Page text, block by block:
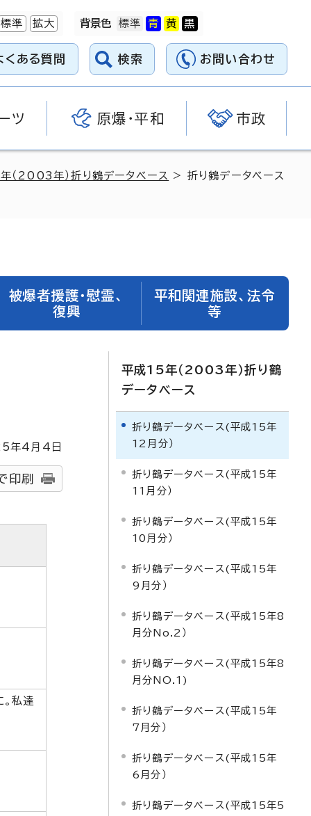
標準 拡大 背景色
くある質問 検索 お問い合わせ
ツ 原爆・平和 市政
（2003年）折り鶴データベース > 折り鶴データベース
被爆者援護・慰霊、
復興
平和関連施設、法令
等
年4月4日
印刷
私達
平成15年（2003年）折り鶴
データベース
折り鶴データベース(平成15年
12月分）
折り鶴データベース(平成15年
11月分）
折り鶴データベース(平成15年
10月分）
折り鶴データベース(平成15年
9月分）
折り鶴データベース(平成15年8
月分No.2）
折り鶴データベース(平成15年8
月分NO.1)
折り鶴データベース(平成15年
7月分）
折り鶴データベース(平成15年
6月分）
折り鶴データベース(平成15年5